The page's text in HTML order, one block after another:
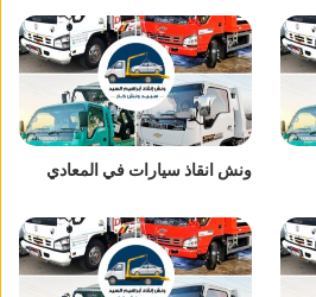
ونش انقاذ سيارات في المعادي